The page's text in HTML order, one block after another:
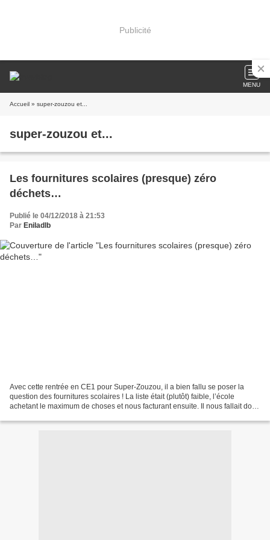
Publicité
MENU
Accueil » super-zouzou et...
super-zouzou et...
Les fournitures scolaires (presque) zéro
déchets…
Publié le 04/12/2018 à 21:53
Par Eniladlb
Avec cette rentrée en CE1 pour Super-Zouzou, il a bien fallu se poser la
question des fournitures scolaires ! La liste était (plutôt) faible, l’école
achetant le maximum de choses et nous facturant ensuite. Il nous fallait donc